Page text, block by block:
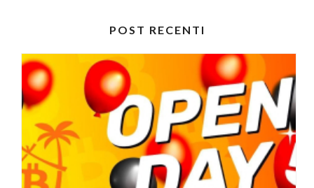
POST RECENTI